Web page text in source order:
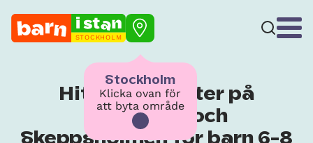
STOCKHOLM
Stockholm
Klicka ovan för
att byta område
Hitta aktiviteter på
Norrmalm och
Skeppsholmen för barn 6-8